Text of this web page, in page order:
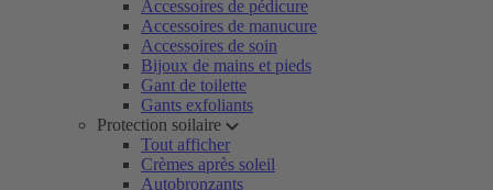
Accessoires de pédicure
Accessoires de manucure
Accessoires de soin
Bijoux de mains et pieds
Gant de toilette
Gants exfoliants
Protection soilaire
Tout afficher
Crèmes après soleil
Autobronzants